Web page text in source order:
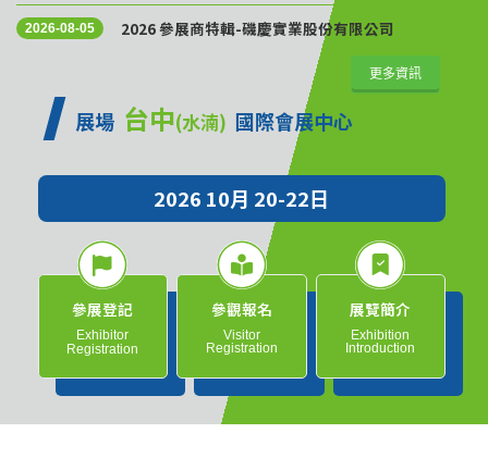
2026-08-05 2026 參展商特輯-磯慶實業股份有限公司
更多資訊
展場 台中(水湳) 國際會展中心
2026 10月 20-22日
參展登記
Exhibitor
Registration
參觀報名
Visitor
Registration
展覽簡介
Exhibition
Introduction